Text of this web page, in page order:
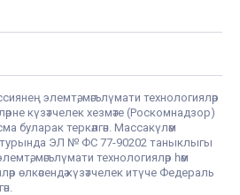
элемтә, мәгълүмати технологияләр
күзәтчелек хезмәте (Роскомнадзор)
буларак теркәлгән. Массакүләм
турында ЭЛ № ФС 77-90202 таныклыгы
мәгълүмати технологияләр һәм
өлкәсендә күзәтчелек итүче Федераль